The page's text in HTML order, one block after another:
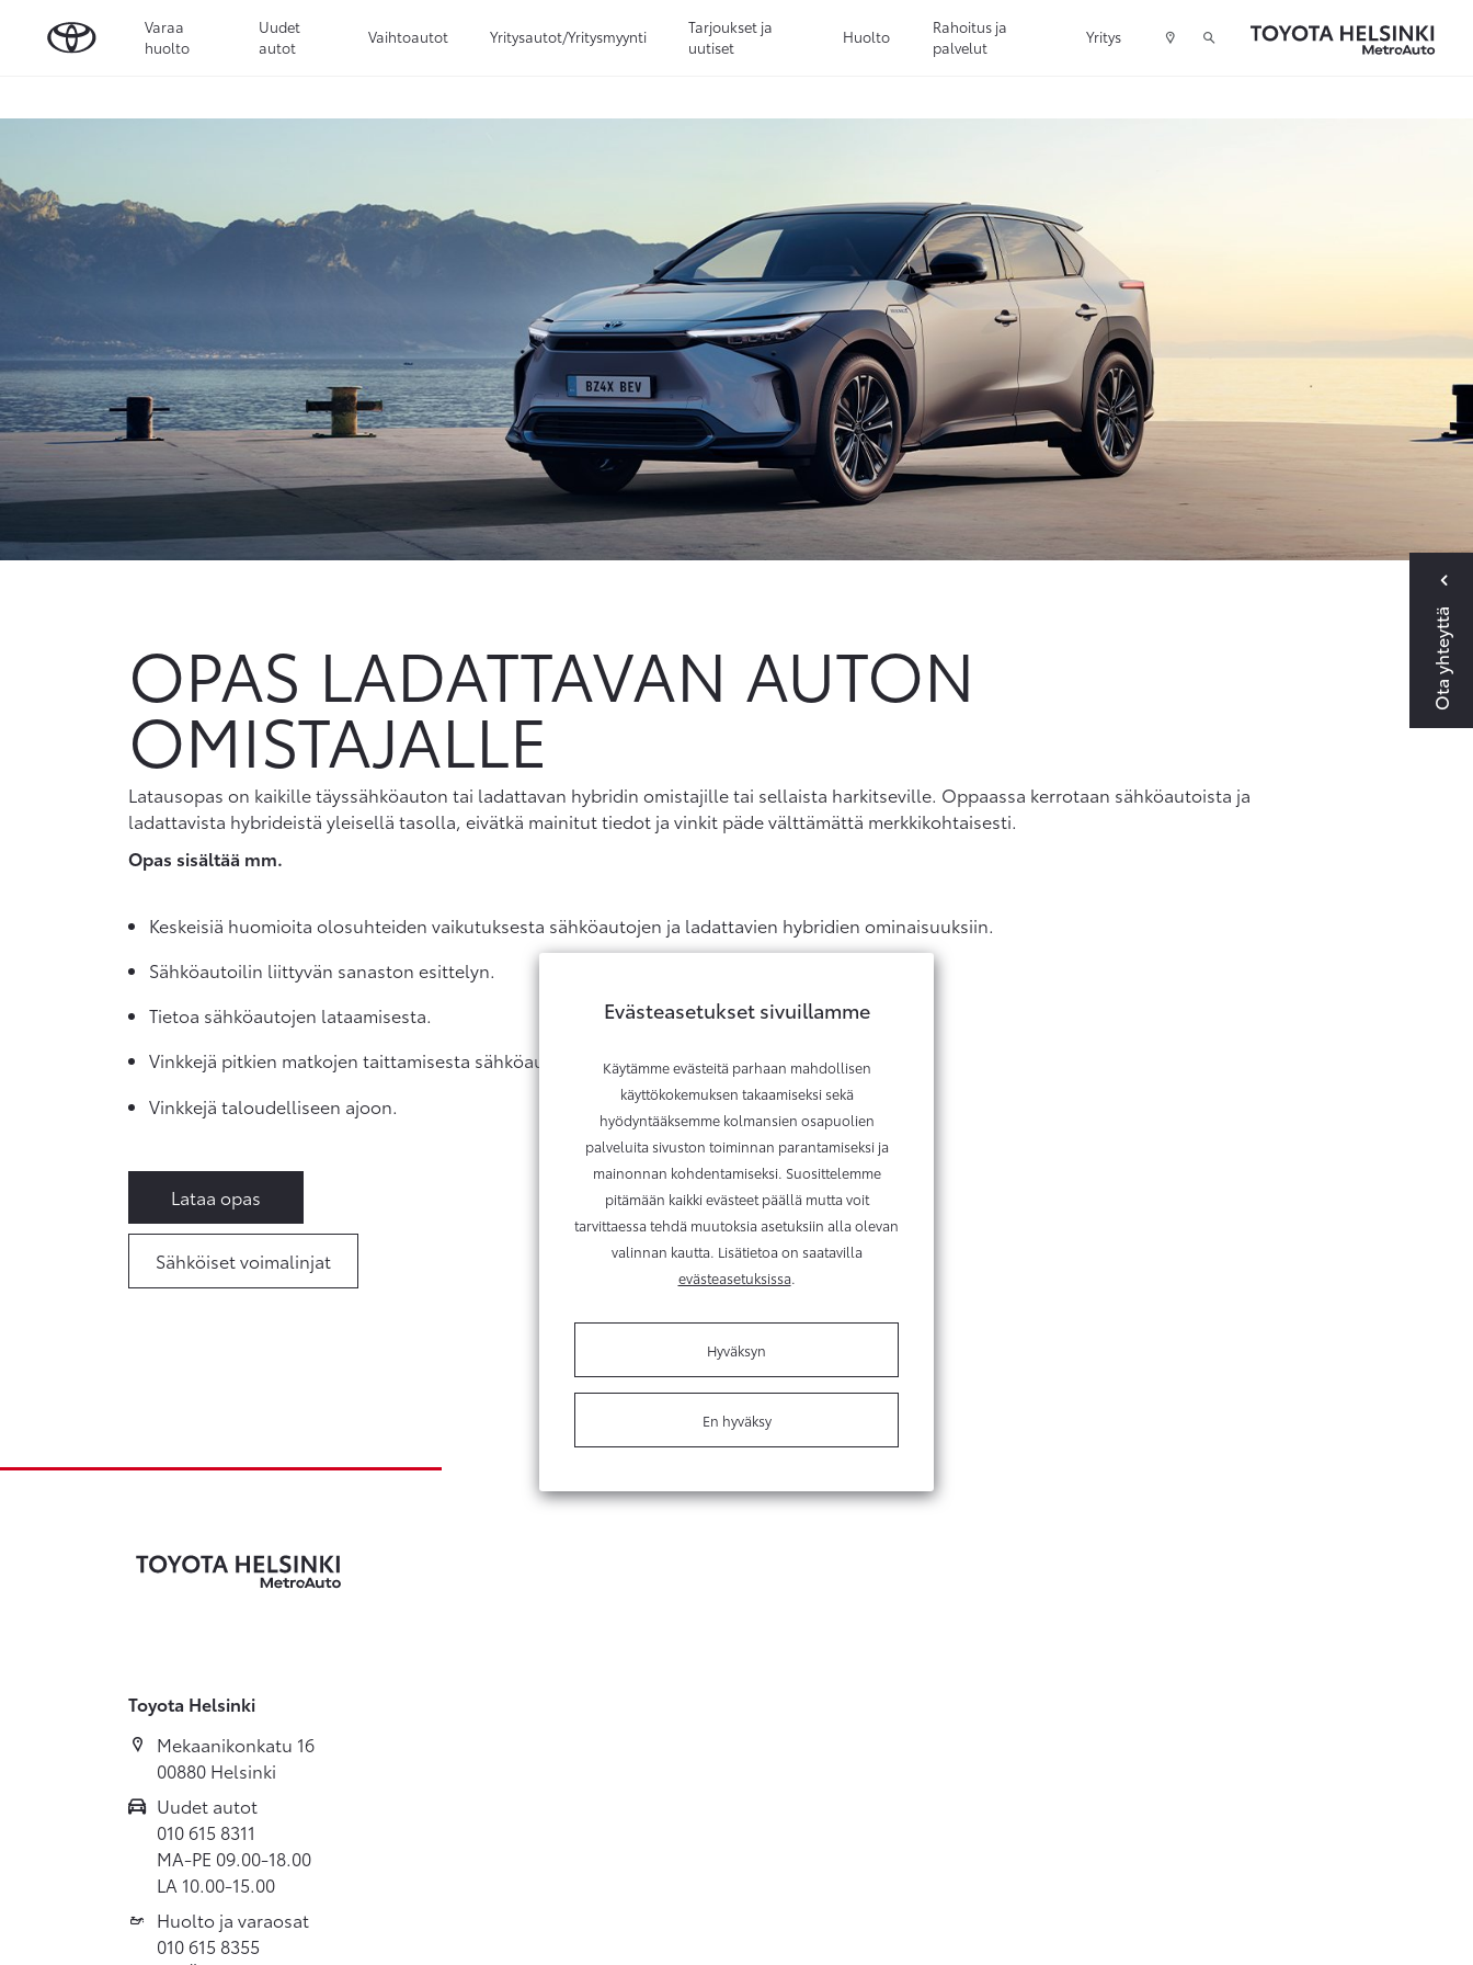
Varaa
huolto
Uudet
autot
Vaihtoautot Yritysautot/Yritysmyynti
Tarjoukset ja
uutiset
Huolto
Rahoitus ja
palvelut
Yritys
Ota yhteyttä
OPAS LADATTAVAN AUTON
OMISTAJALLE
Latausopas on kaikille täyssähköauton tai ladattavan hybridin omistajille tai sellaista harkitseville. Oppaassa kerrotaan sähköautoista ja
ladattavista hybrideistä yleisellä tasolla, eivätkä mainitut tiedot ja vinkit päde välttämättä merkkikohtaisesti.
Opas sisältää mm.
Keskeisiä huomioita olosuhteiden vaikutuksesta sähköautojen ja ladattavien hybridien ominaisuuksiin.
Sähköautoilin liittyvän sanaston esittelyn.
Tietoa sähköautojen lataamisesta.
Vinkkejä pitkien matkojen taittamisesta sähköautolla.
Vinkkejä taloudelliseen ajoon.
Lataa opas
Sähköiset voimalinjat
Toyota Helsinki
Mekaanikonkatu 16
00880 Helsinki
Uudet autot
010 615 8311
MA-PE 09.00-18.00
LA 10.00-15.00
Huolto ja varaosat
010 615 8355
Evästeasetukset sivuillamme
Käytämme evästeitä parhaan mahdollisen
käyttökokemuksen takaamiseksi sekä
hyödyntääksemme kolmansien osapuolien
palveluita sivuston toiminnan parantamiseksi ja
mainonnan kohdentamiseksi. Suosittelemme
pitämään kaikki evästeet päällä mutta voit
tarvittaessa tehdä muutoksia asetuksiin alla olevan
valinnan kautta. Lisätietoa on saatavilla
evästeasetuksissa.
Hyväksyn
En hyväksy